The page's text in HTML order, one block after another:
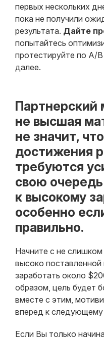
первых нескольких
пока не получили
результата. Дайте
попытайтесь
протестируйте по А/
далее.
Партнерский
не высшая
не значит,
достижения
требуются
свою
к высокому
особенно
правильно.
Начните с не
высоко поставленной
заработать около
образом, цель будет
вместе с этим,
вперед к следующему
Если Вы только